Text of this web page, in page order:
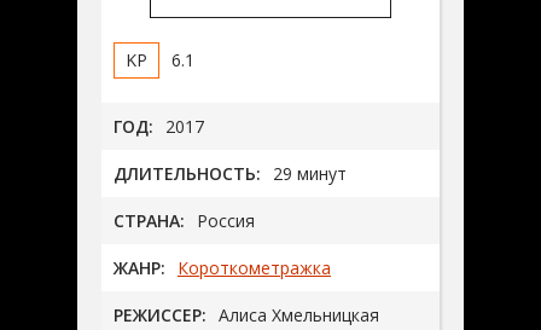
6.1
ГОД: 2017
ДЛИТЕЛЬНОСТЬ: 29 минут
СТРАНА: Россия
ЖАНР: Короткометражка
РЕЖИССЕР: Алиса Хмельницкая